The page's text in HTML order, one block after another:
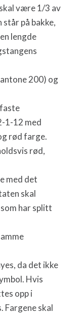
være 1/3 av
på bakke,
lengde
200) og
1-12 med
rød farge.
rød,
med det
skal
har splitt
da det ikke
Hvis
opp i
Fargene skal